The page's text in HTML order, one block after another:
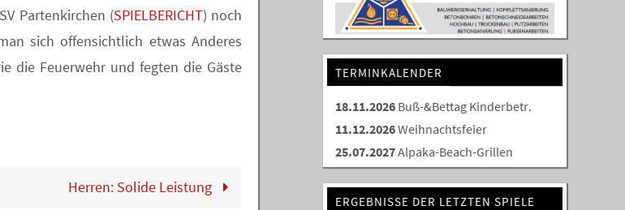
Partenkirchen (SPIELBERICHT) noch
sich offensichtlich etwas Anderes
die Feuerwehr und fegten die Gäste
Herren: Solide Leistung
TERMINKALENDER
18.11.2026 Buß-&Bettag Kinderbetr.
11.12.2026Weihnachtsfeier
25.07.2027Alpaka-Beach-Grillen
ERGEBNISSE DER LETZTEN SPIELE